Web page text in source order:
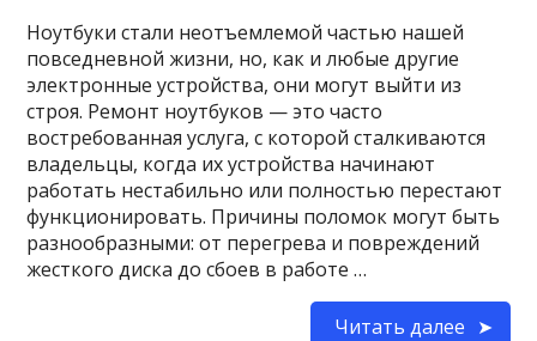
Ноутбуки стали неотъемлемой частью нашей
повседневной жизни, но, как и любые другие
электронные устройства, они могут выйти из
строя. Ремонт ноутбуков — это часто
востребованная услуга, с которой сталкиваются
владельцы, когда их устройства начинают
работать нестабильно или полностью перестают
функционировать. Причины поломок могут быть
разнообразными: от перегрева и повреждений
жесткого диска до сбоев в работе …
Читать далее